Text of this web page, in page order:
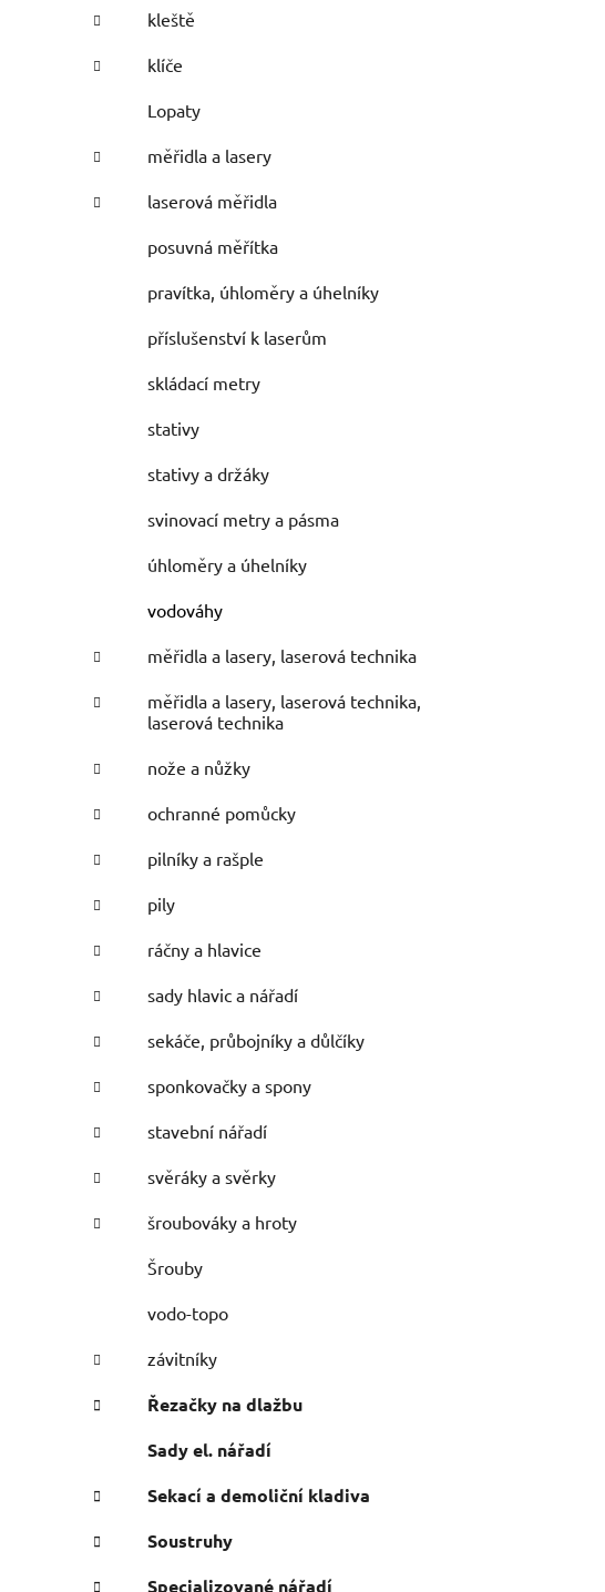
kleště
klíče
Lopaty
měřidla a lasery
laserová měřidla
posuvná měřítka
pravítka, úhloměry a úhelníky
příslušenství k laserům
skládací metry
stativy
stativy a držáky
svinovací metry a pásma
úhloměry a úhelníky
vodováhy
měřidla a lasery, laserová technika
měřidla a lasery, laserová technika,
laserová technika
nože a nůžky
ochranné pomůcky
pilníky a rašple
pily
ráčny a hlavice
sady hlavic a nářadí
sekáče, průbojníky a důlčíky
sponkovačky a spony
stavební nářadí
svěráky a svěrky
šroubováky a hroty
Šrouby
vodo-topo
závitníky
Řezačky na dlažbu
Sady el. nářadí
Sekací a demoliční kladiva
Soustruhy
Specializované nářadí